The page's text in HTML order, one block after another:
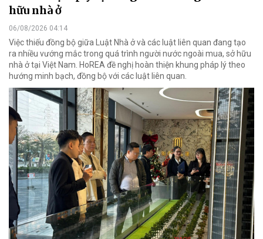
hữu nhà ở
06/08/2026 04:14
Việc thiếu đồng bộ giữa Luật Nhà ở và các luật liên quan đang tạo
ra nhiều vướng mắc trong quá trình người nước ngoài mua, sở hữu
nhà ở tại Việt Nam. HoREA đề nghị hoàn thiện khung pháp lý theo
hướng minh bạch, đồng bộ với các luật liên quan.